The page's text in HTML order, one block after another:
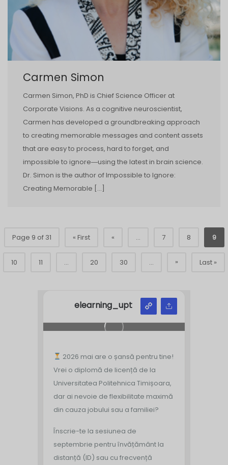
Carmen Simon
Carmen Simon, PhD is Chief Science Officer at
Corporate Visions. As a cognitive neuroscientist,
Carmen has developed a groundbreaking approach
to creating memorable messages and content assets
that are easy to process, hard to forget, and
impossible to ignore―using the latest in brain science.
Dr. Simon is the author of Impossible to Ignore:
Creating Memorable […]
Page 9 of 31 « First « ... 7 8 9
10 11 ... 20 30 ... » Last »
elearning_upt
2026 mai are o șansă pentru tine!
Vrei o diplomă de licență de la
Universitatea Politehnica Timișoara,
dar ai nevoie de flexibilitate maximă
din cauza jobului sau a familiei?
Înscrie-te la sesiunea de
septembrie pentru învățământ la
distanță (ID) sau cu frecvență